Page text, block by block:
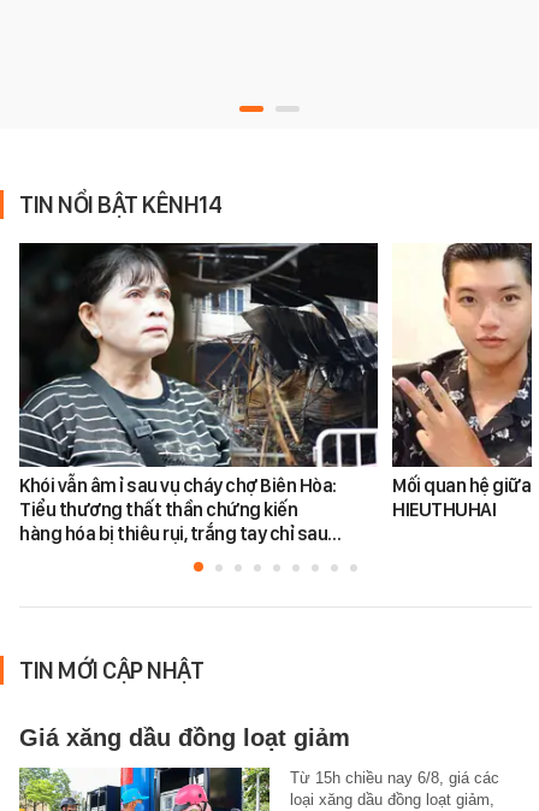
TIN NỔI BẬT KÊNH14
Khói vẫn âm ỉ sau vụ cháy chợ Biên Hòa:
Tiểu thương thất thần chứng kiến
hàng hóa bị thiêu rụi, trắng tay chỉ sau…
Mối quan hệ giữa
HIEUTHUHAI
TIN MỚI CẬP NHẬT
Giá xăng dầu đồng loạt giảm
Từ 15h chiều nay 6/8, giá các
loại xăng dầu đồng loạt giảm,